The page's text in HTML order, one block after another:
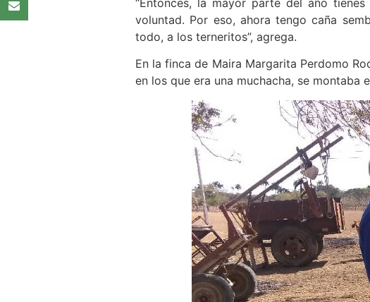
voluntad. Por eso, ahora tengo caña
todo, a los terneritos”, agrega.
En la finca de Maira Margarita Perdomo
en los que era una muchacha, se montaba